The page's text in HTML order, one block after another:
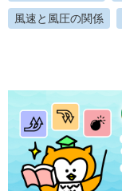
風速と風圧の関係